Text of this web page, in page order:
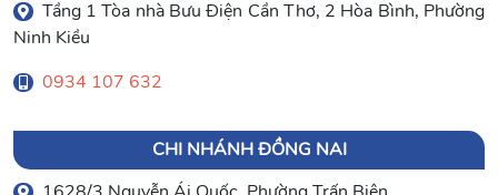
Tầng 1 Tòa nhà Bưu Điện Cần Thơ, 2 Hòa Bình, Phường
Ninh Kiều
0934 107 632
CHI NHÁNH ĐỒNG NAI